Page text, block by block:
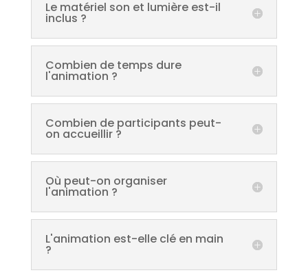
Le matériel son et lumière est-il
inclus ?
Combien de temps dure
l'animation ?
Combien de participants peut-
on accueillir ?
Où peut-on organiser
l'animation ?
L'animation est-elle clé en main
?